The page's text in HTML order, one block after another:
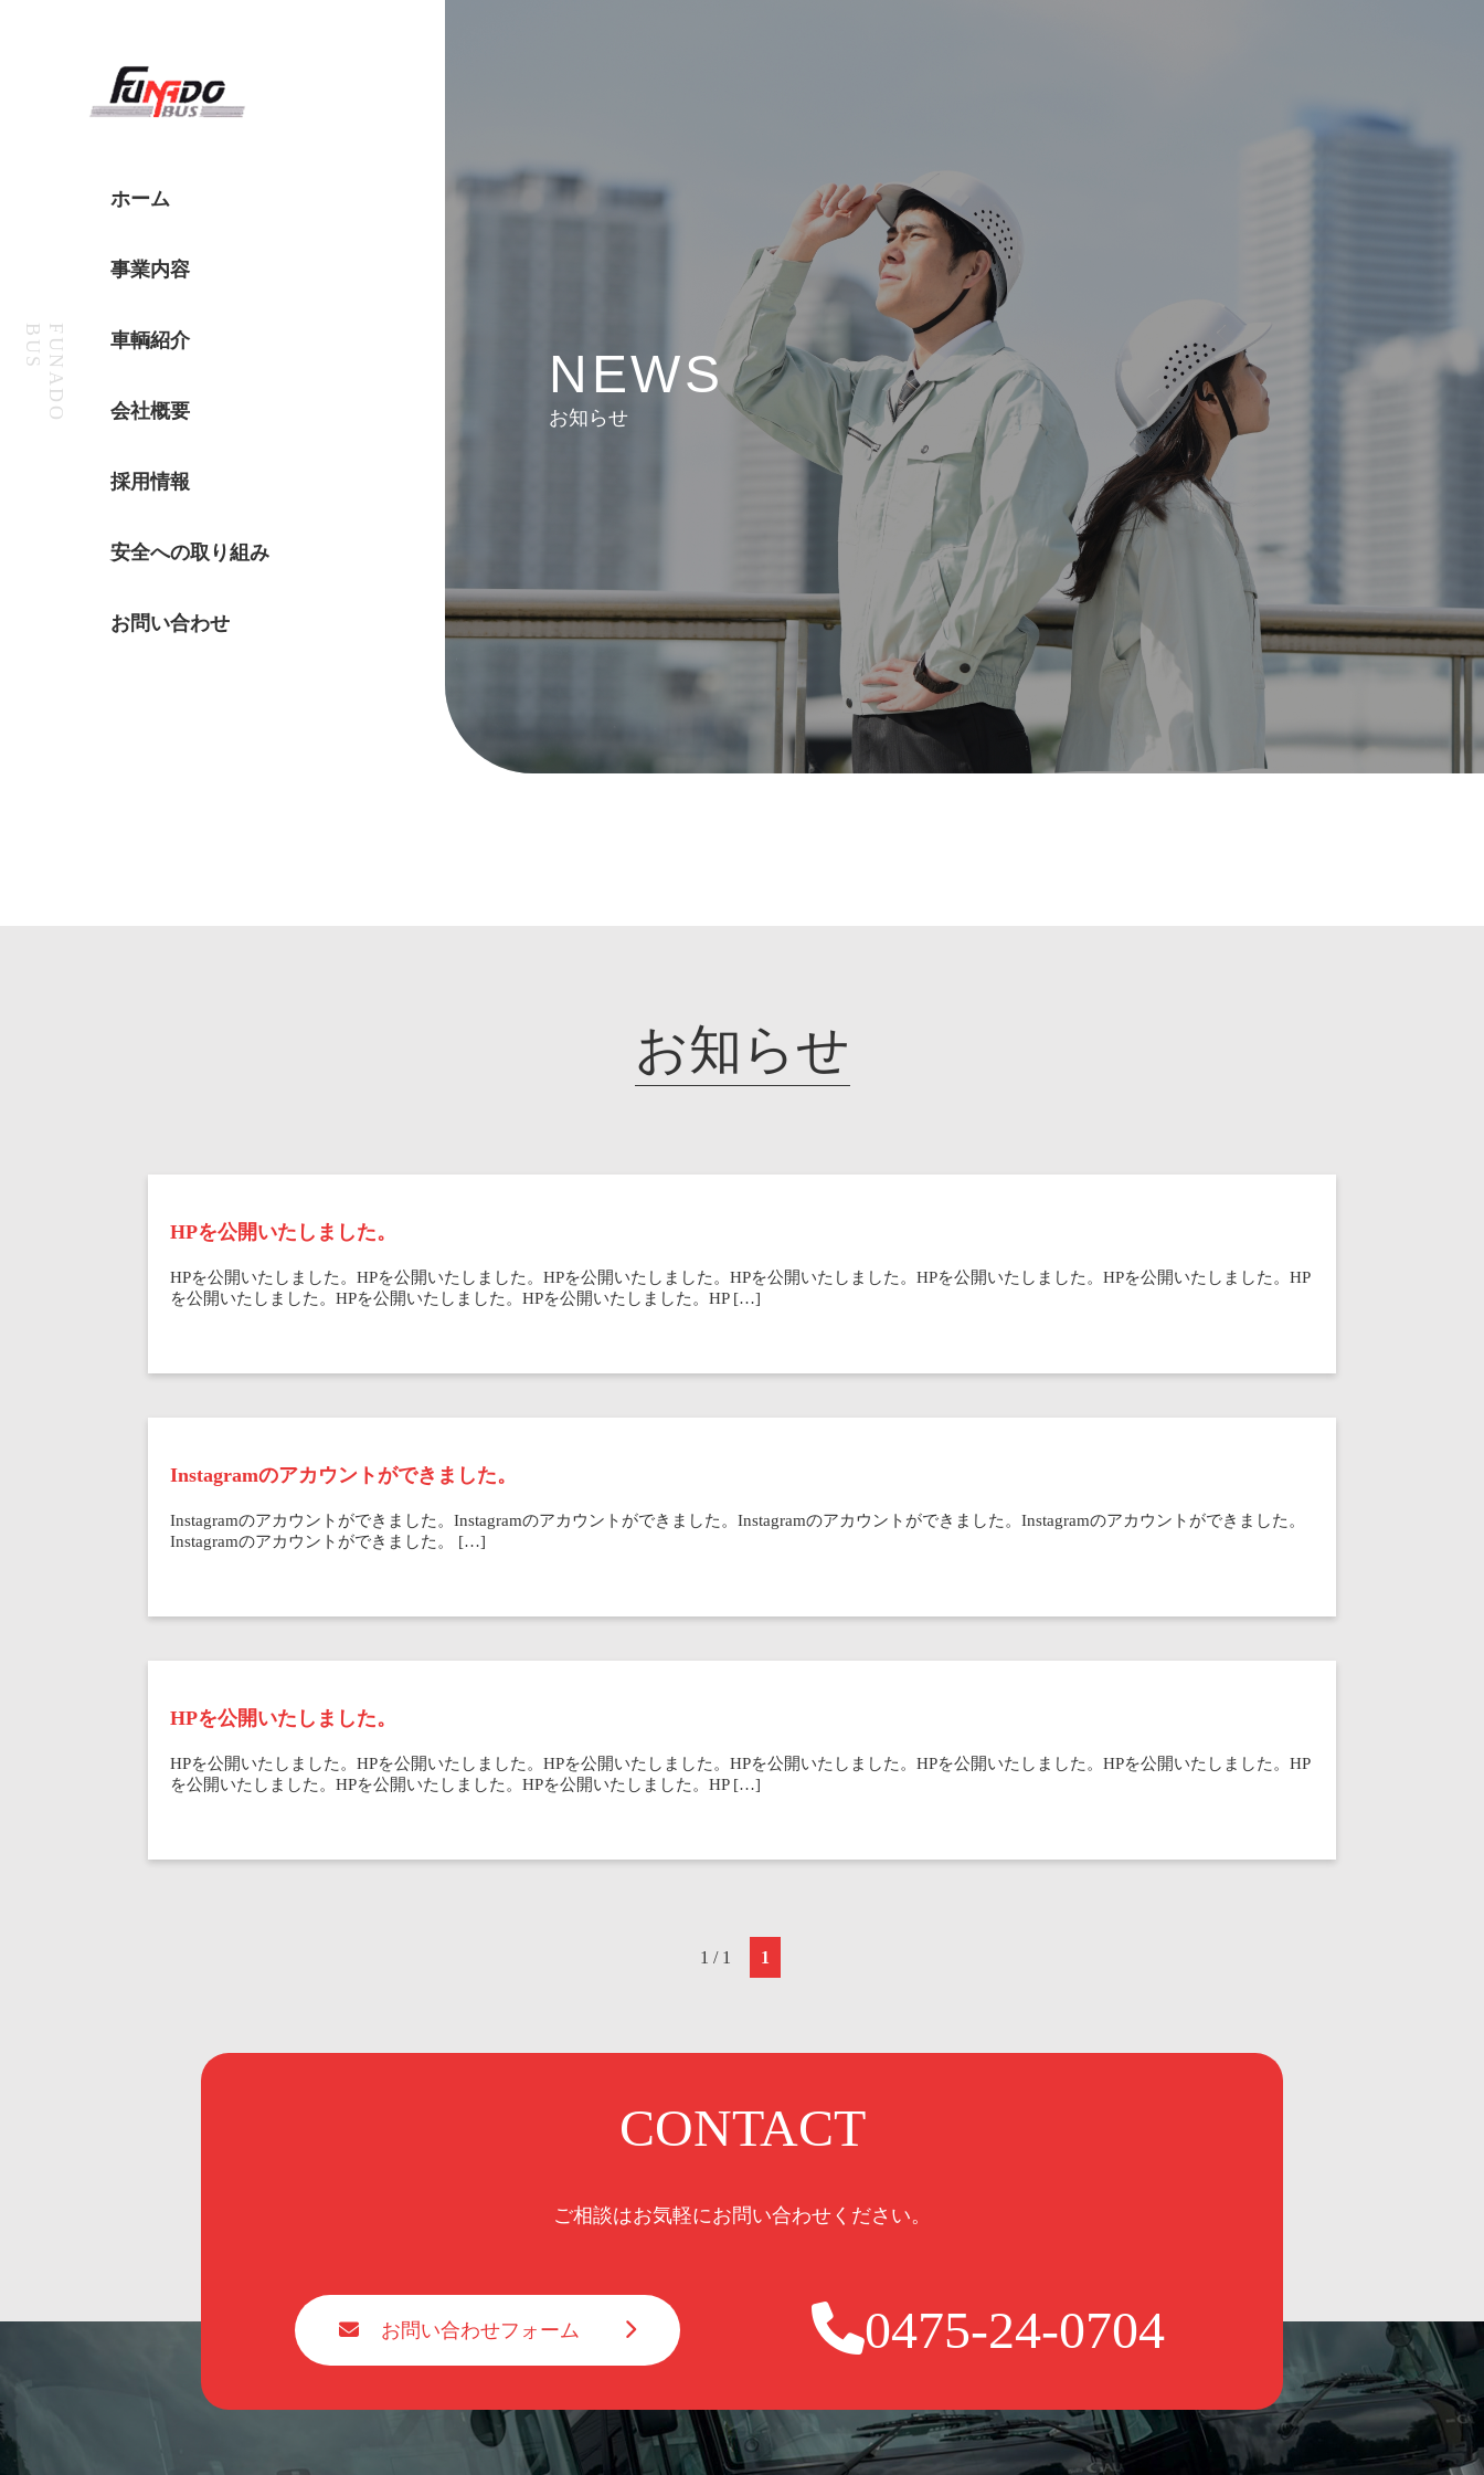
F
U
N
A
D
O
B
U
S
ホーム
事業内容
車輌紹介
会社概要
採用情報
安全への取り組み
お問い合わせ
NEWS
お知らせ
お知らせ
HPを公開いたしました。
HPを公開いたしました。HPを公開いたしました。HPを公開いたしました。HPを公開いたしました。HPを公開いたしました。HPを公開いたしました。HP
を公開いたしました。HPを公開いたしました。HPを公開いたしました。HP […]
Instagramのアカウントができました。
Instagramのアカウントができました。Instagramのアカウントができました。Instagramのアカウントができました。Instagramのアカウントができました。
Instagramのアカウントができました。 […]
HPを公開いたしました。
HPを公開いたしました。HPを公開いたしました。HPを公開いたしました。HPを公開いたしました。HPを公開いたしました。HPを公開いたしました。HP
を公開いたしました。HPを公開いたしました。HPを公開いたしました。HP […]
1 / 1 1
CONTACT
ご相談はお気軽にお問い合わせください。
お問い合わせフォーム 0475-24-0704